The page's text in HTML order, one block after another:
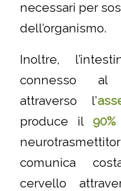
necessari per
dell’organismo.
Inoltre,
connesso al
attraverso l’
produce il
comunica
cervello